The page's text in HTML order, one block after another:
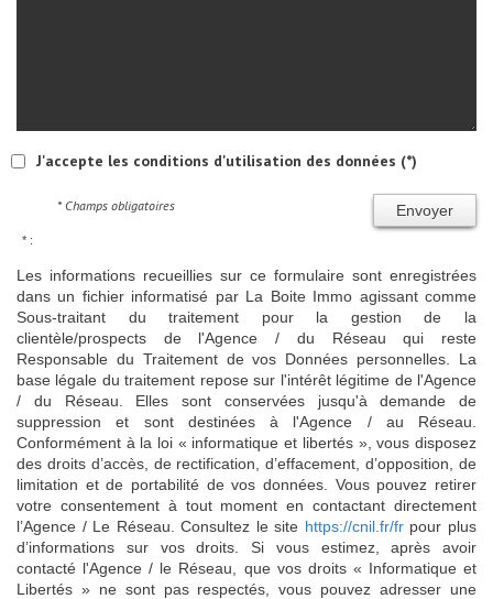
J'accepte les conditions d'utilisation des données (*)
Envoyer
* Champs obligatoires
* :
Les informations recueillies sur ce formulaire sont enregistrées
dans un fichier informatisé par La Boite Immo agissant comme
Sous-traitant du traitement pour la gestion de la
clientèle/prospects de l'Agence / du Réseau qui reste
Responsable du Traitement de vos Données personnelles. La
base légale du traitement repose sur l'intérêt légitime de l'Agence
/ du Réseau. Elles sont conservées jusqu'à demande de
suppression et sont destinées à l'Agence / au Réseau.
Conformément à la loi « informatique et libertés », vous disposez
des droits d’accès, de rectification, d’effacement, d’opposition, de
limitation et de portabilité de vos données. Vous pouvez retirer
votre consentement à tout moment en contactant directement
l’Agence / Le Réseau. Consultez le site https://cnil.fr/frpour plus
d’informations sur vos droits. Si vous estimez, après avoir
contacté l'Agence / le Réseau, que vos droits « Informatique et
Libertés » ne sont pas respectés, vous pouvez adresser une